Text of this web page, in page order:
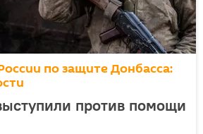
по защите Донбасса:
против помощи